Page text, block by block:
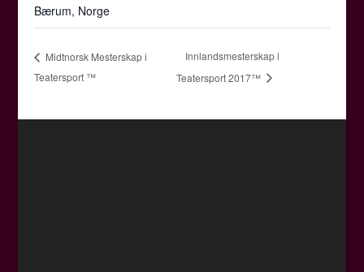
Bærum, Norge
Midtnorsk Mesterskap i
Teatersport ™
Innlandsmesterskap i
Teatersport 2017™